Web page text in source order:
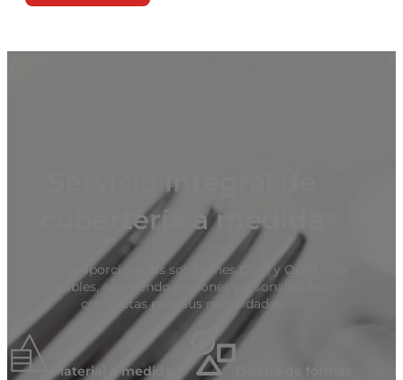
Servicio integral de
cubertería a medida
Mcallen proporciona las soluciones OEM y ODM más
rentables, ofreciendo opciones personalizadas
completas para sus necesidades
Material a medida